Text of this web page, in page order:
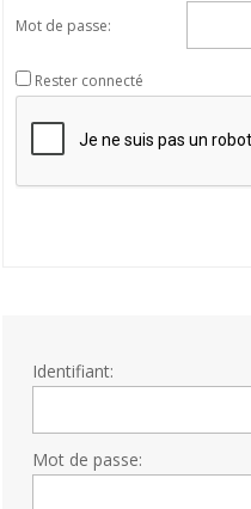
Mot de passe:
Rester connecté
Identifiant:
Mot de passe: